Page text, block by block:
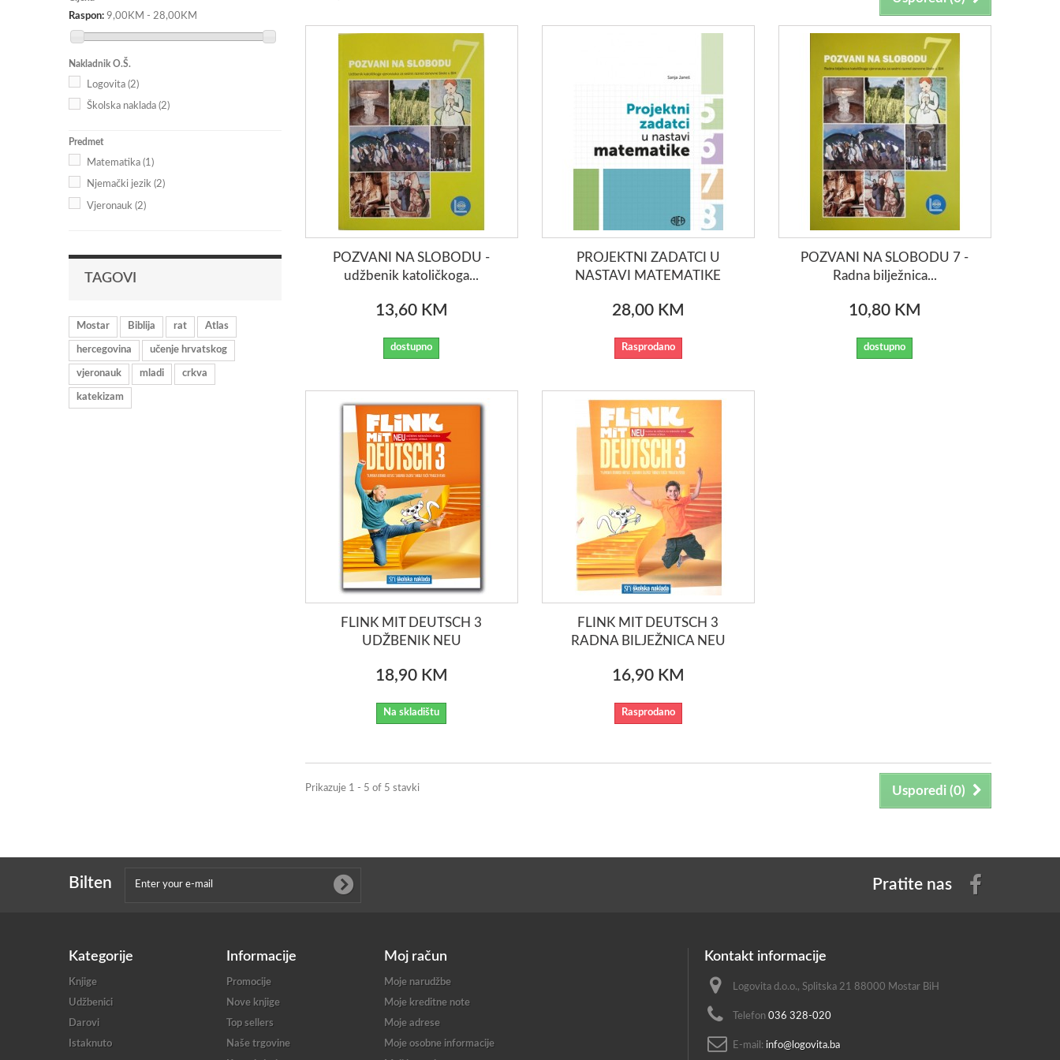
Raspon: 9,00KM - 28,00KM
Nakladnik O.Š.
Logovita (2)
Školska naklada (2)
Predmet
Matematika (1)
Njemački jezik (2)
Vjeronauk (2)
TAGOVI
Mostar Biblija rat Atlas
hercegovina učenje hrvatskog
vjeronauk mladi crkva
katekizam
POZVANI NA SLOBODU -
udžbenik katoličkoga...
13,60 KM
dostupno
PROJEKTNI ZADATCI U
NASTAVI MATEMATIKE
28,00 KM
Rasprodano
POZVANI NA SLOBODU 7 -
Radna bilježnica...
10,80 KM
dostupno
FLINK MIT DEUTSCH 3
UDŽBENIK NEU
18,90 KM
Na skladištu
FLINK MIT DEUTSCH 3
RADNA BILJEŽNICA NEU
16,90 KM
Rasprodano
Usporedi (0)
Prikazuje 1 - 5 of 5 stavki
Bilten Pratite nas
Kategorije
Knjige
Udžbenici
Darovi
Istaknuto
Informacije
Promocije
Nove knjige
Top sellers
Naše trgovine
Moj račun
Moje narudžbe
Moje kreditne note
Moje adrese
Moje osobne informacije
Kontakt informacije
Logovita d.o.o., Splitska 21 88000 Mostar BiH
Telefon 036 328-020
E-mail: info@logovita.ba